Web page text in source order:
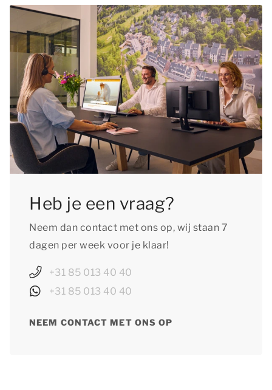
Controleer bij het accommodatietype op onze
website of huisdieren in het gewenste type zijn
toegestaan en vergeet niet de huisdierentoeslag
te voldoen.
Heb je een vraag?
Neem dan contact met ons op, wij staan 7
dagen per week voor je klaar!
+31 85 013 40 40
+31 85 013 40 40
NEEM CONTACT MET ONS OP